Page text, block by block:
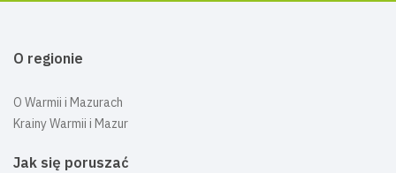
O regionie
O Warmii i Mazurach
Krainy Warmii i Mazur
Jak się poruszać